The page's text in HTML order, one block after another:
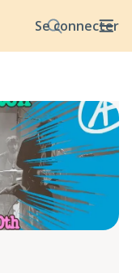
Se connecter